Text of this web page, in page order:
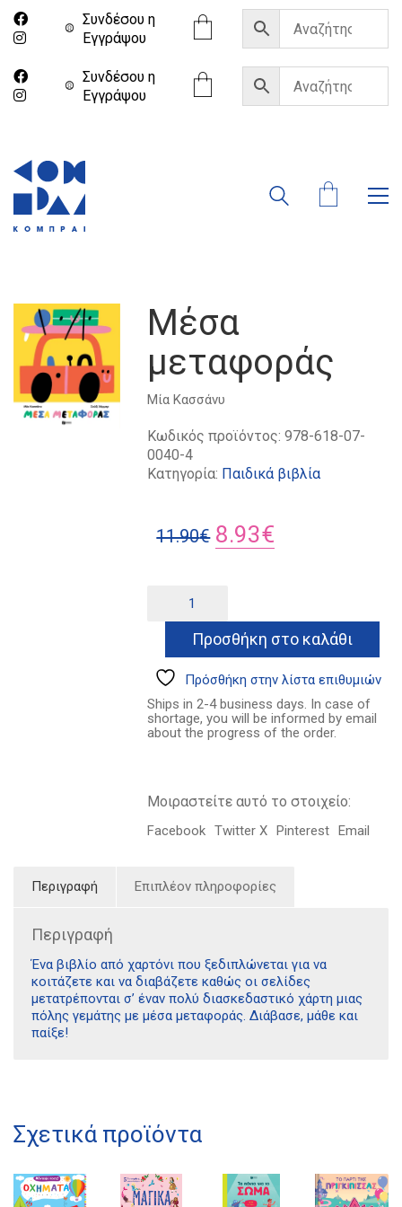
Συνδέσου η
Eγγράψου
Συνδέσου η
Eγγράψου
Μέσα
μεταφοράς
Μία Κασσάνυ
Κωδικός προϊόντος:978-618-07-
0040-4
Κατηγορία: Παιδικά βιβλία
11.90€ Original
11.90€.
8.93€
είναι:
8.93€.
μεταφοράς
ποσότητα
Προσθήκη στο καλάθι
Πρόσθήκη στην λίστα επιθυμιών
Ships in 2-4 business days. In case of
shortage, you will be informed by email
about the progress of the order.
Μοιραστείτε αυτό το στοιχείο:
Facebook Twitter X Pinterest Email
Περιγραφή Επιπλέον πληροφορίες
Περιγραφή
Ένα βιβλίο από χαρτόνι που ξεδιπλώνεται για να
κοιτάζετε και να διαβάζετε καθώς οι σελίδες
μετατρέπονται σ’ έναν πολύ διασκεδαστικό χάρτη μιας
πόλης γεμάτης με μέσα μεταφοράς. Διάβασε, μάθε και
παίξε!
Σχετικά προϊόντα
21 1750 8340